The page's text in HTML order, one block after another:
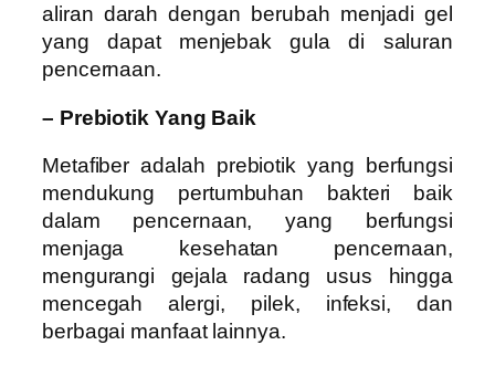
aliran darah dengan berubah menjadi gel
yang dapat menjebak gula di saluran
pencernaan.
– Prebiotik Yang Baik
Metafiber adalah prebiotik yang berfungsi
mendukung pertumbuhan bakteri baik
dalam pencernaan, yang berfungsi
menjaga kesehatan pencernaan,
mengurangi gejala radang usus hingga
mencegah alergi, pilek, infeksi, dan
berbagai manfaat lainnya.